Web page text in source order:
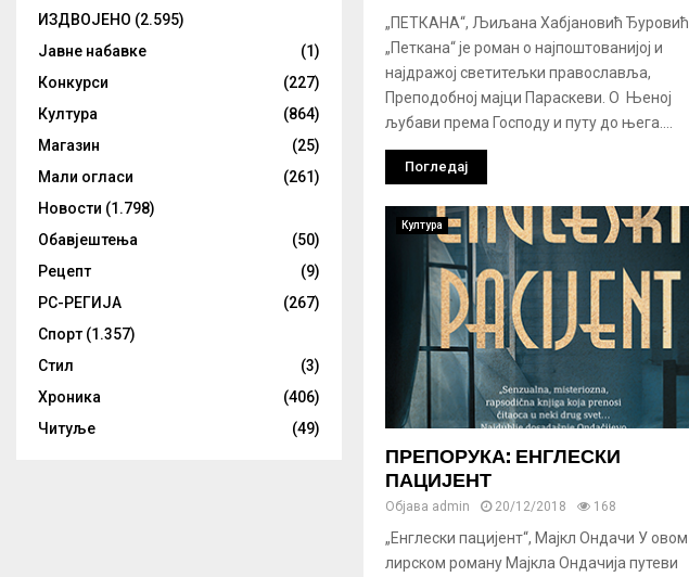
„ПЕТКАНА“, Љиљана Хабјановић Ђуровић
„Петкана“ је роман о најпоштованијој и
најдражој светитељки православља,
Преподобној мајци Параскеви. О Њеној
љубави према Господу и путу до њега....
Погледај
Култура
ПРЕПОРУКА: ЕНГЛЕСКИ
ПАЦИЈЕНТ
Објава admin 20/12/2018 168
„Енглески пацијент“, Мајкл Ондачи У овом
лирском роману Мајкла Ондачија путеви
ИЗДВОЈЕНО (2.595)
Јавне набавке
(1)
Конкурси
(227)
Култура
(864)
Магазин
(25)
Мали огласи
(261)
Новости (1.798)
Обавјештења
(50)
Рецепт
(9)
РС-РЕГИЈА
(267)
Спорт (1.357)
Стил
(3)
Хроника
(406)
Читуље
(49)